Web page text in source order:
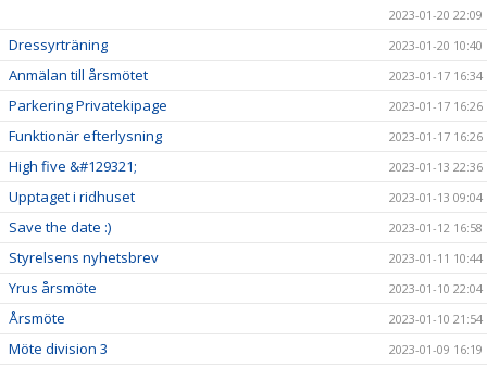
2023-01-20 22:09
Dressyrträning 2023-01-20 10:40
Anmälan till årsmötet 2023-01-17 16:34
Parkering Privatekipage 2023-01-17 16:26
Funktionär efterlysning 2023-01-17 16:26
High five &#129321; 2023-01-13 22:36
Upptaget i ridhuset 2023-01-13 09:04
Save the date :) 2023-01-12 16:58
Styrelsens nyhetsbrev 2023-01-11 10:44
Yrus årsmöte 2023-01-10 22:04
Årsmöte 2023-01-10 21:54
Möte division 3 2023-01-09 16:19